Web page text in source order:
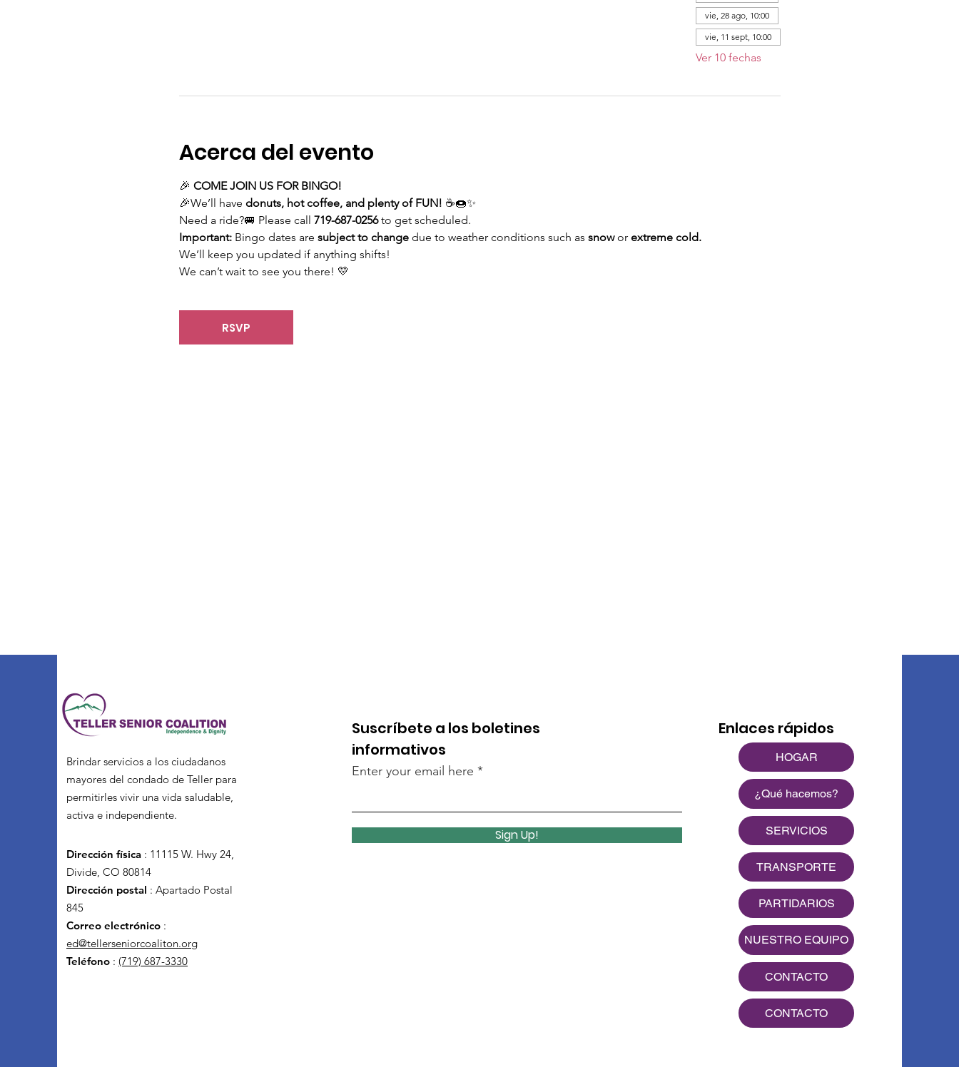
vie, 28 ago, 10:00
vie, 11 sept, 10:00
Ver 10 fechas
Acerca del evento
🎉 COME JOIN US FOR BINGO!
🎉We’ll have donuts, hot coffee, and plenty of FUN! ☕🍩✨
Need a ride?🚐 Please call 719-687-0256 to get scheduled.
Important: Bingo dates are subject to change due to weather conditions such as snow or extreme cold.
We’ll keep you updated if anything shifts!
We can’t wait to see you there! 💛
RSVP
Brindar servicios a los ciudadanos
mayores del condado de Teller para
permitirles vivir una vida saludable,
activa e independiente.
Dirección física : 11115 W. Hwy 24,
Divide, CO 80814
Dirección postal : Apartado Postal
845
Correo electrónico :
ed@tellerseniorcoaliton.org
Teléfono : (719) 687-3330
Suscríbete a los boletines
informativos
Enter your email here
Sign Up!
Enlaces rápidos
HOGAR
¿Qué hacemos?
SERVICIOS
TRANSPORTE
PARTIDARIOS
NUESTRO EQUIPO
CONTACTO
CONTACTO